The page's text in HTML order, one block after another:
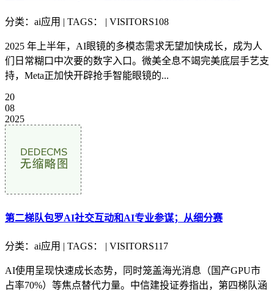
分类：ai应用 | TAGS： | VISITORS108
2025 年上半年，AI眼镜的多模态需求无望加快成长，成为人
们日常糊口中次要的数字入口。微美全息不竭完美底层手艺支
持，Meta正加快开辟抢手智能眼镜的...
20
08
2025
第二梯队包罗AI社交互动和AI专业参谋；从细分赛
分类：ai应用 | TAGS： | VISITORS117
AI使用呈现快速成长态势，同时笼盖海光消息（国产GPU市
占率70%）等焦点替代力量。中信建投证券指出，第四梯队涵